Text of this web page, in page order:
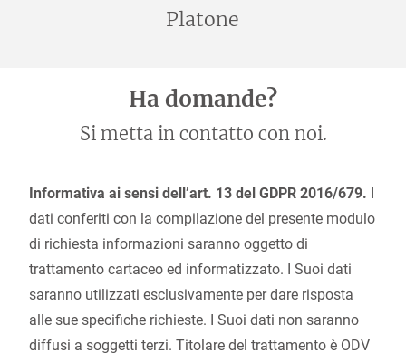
Platone
Ha domande?
Si metta in contatto con noi.
Informativa ai sensi dell’art. 13 del GDPR 2016/679. I
dati conferiti con la compilazione del presente modulo
di richiesta informazioni saranno oggetto di
trattamento cartaceo ed informatizzato. I Suoi dati
saranno utilizzati esclusivamente per dare risposta
alle sue specifiche richieste. I Suoi dati non saranno
diffusi a soggetti terzi. Titolare del trattamento è ODV